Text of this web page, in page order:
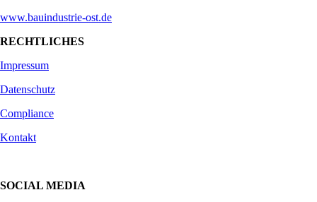
www.bauindustrie-ost.de
RECHTLICHES
Impressum
Datenschutz
Compliance
Kontakt
SOCIAL MEDIA